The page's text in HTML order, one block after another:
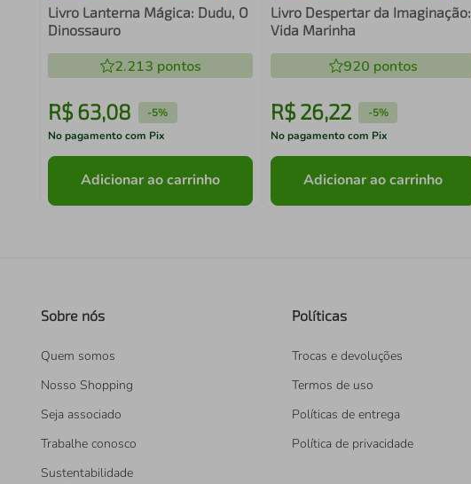
Livro Lanterna Mágica: Dudu, O
Dinossauro
2.213 pontos
R$ 63,08 -5%
No pagamento com Pix
Adicionar ao carrinho
Livro Despertar da Imaginação:
Vida Marinha
920 pontos
R$ 26,22 -5%
No pagamento com Pix
Adicionar ao carrinho
Sobre nós
Quem somos
Nosso Shopping
Seja associado
Trabalhe conosco
Sustentabilidade
Políticas
Trocas e devoluções
Termos de uso
Políticas de entrega
Política de privacidade